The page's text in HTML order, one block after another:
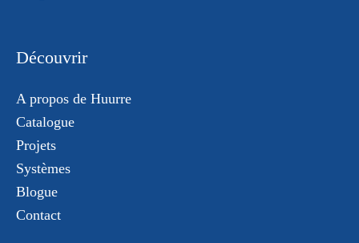
Découvrir
A propos de Huurre
Catalogue
Projets
Systèmes
Blogue
Contact